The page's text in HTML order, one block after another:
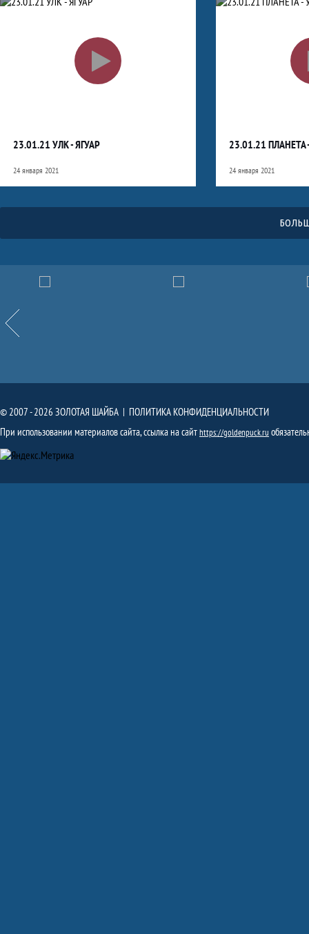
23.01.21 УЛК - ЯГУАР
24 января 2021
23.01.21 ПЛАНЕТА
24 января 2021
Назад
Партнёры
© 2007 - 2026 ЗОЛОТАЯ ШАЙБА | ПОЛИТИКА КОНФИДЕНЦИАЛЬНОСТИ
При использовании материалов сайта, ссылка на сайтhttps://goldenpuck.ru